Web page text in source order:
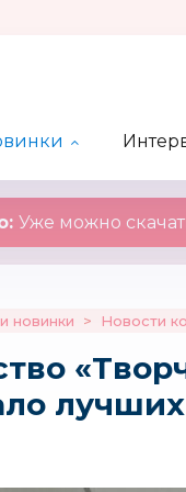
Уже можно
новинки > Новости